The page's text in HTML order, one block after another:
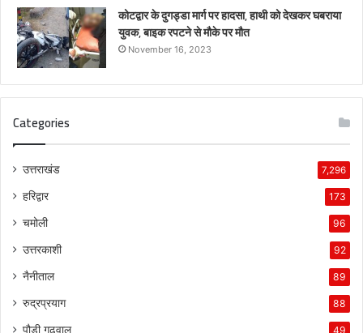
कोटद्वार के दुगड्डा मार्ग पर हादसा, हाथी को देखकर घबराया
युवक, बाइक रपटने से मौके पर मौत
November 16, 2023
Categories
उत्तराखंड 7,296
हरिद्वार 173
चमोली 96
उत्तरकाशी 92
नैनीताल 89
रुद्रप्रयाग 88
पौड़ी गढ़वाल 49